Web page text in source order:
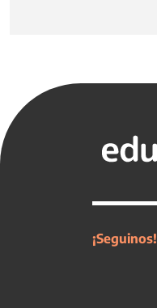
¡Seguinos!